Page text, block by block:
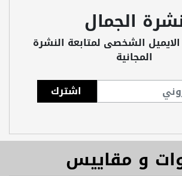
الجمال
الايميل الشخصى لمتابعة النشرة
المجانية
و مقاييس